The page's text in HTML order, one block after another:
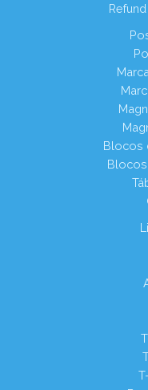
Blocos